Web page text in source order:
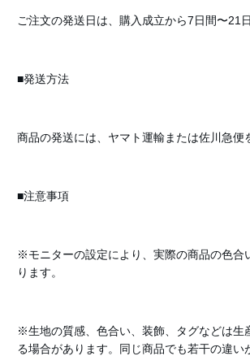
ご注文の発送日は、購入成立から7日間〜21
■発送方法
商品の発送には、ヤマト運輸または佐川急便
■注意事項
※モニターの設定により、実際の商品の色合
ります。
※生地の質感、色合い、装飾、タグなどは生
る場合があります。同じ商品でも若干の違い